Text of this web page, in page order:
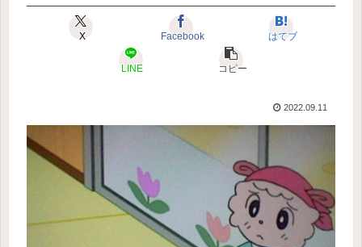
X Facebook はてブ
LINE コピー
2022.09.11